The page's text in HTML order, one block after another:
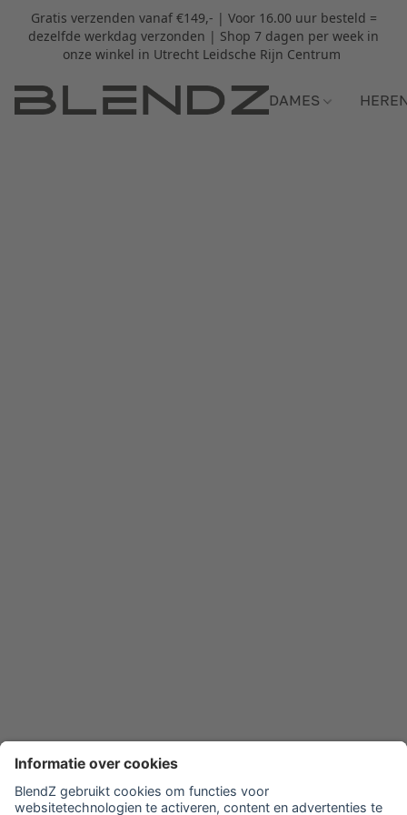
Gratis verzenden vanaf €149,- | Voor 16.00 uur besteld =
dezelfde werkdag verzonden | Shop 7 dagen per week in
onze winkel in Utrecht Leidsche Rijn Centrum
DAMES